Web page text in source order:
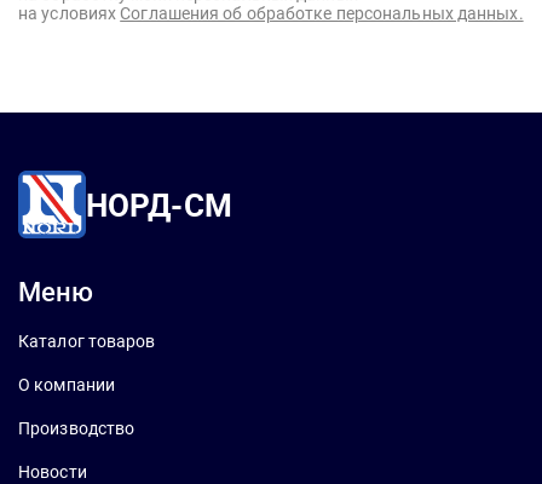
на условиях Соглашения об обработке персональных данных.
НОРД-СМ
Меню
Каталог товаров
О компании
Производство
Новости